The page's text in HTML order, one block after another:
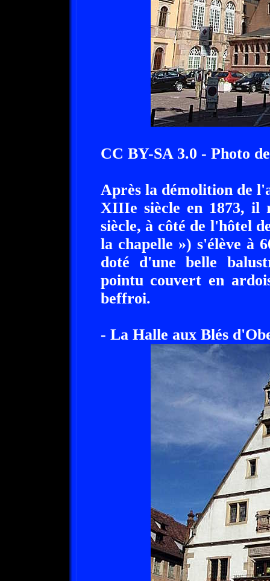
CC BY-SA 3.0 - Photo
Après la démolition de
XIIIe siècle en 1873, il
siècle, à côté de l'hôtel
la chapelle ») s'élève à
doté d'une belle
pointu couvert en
beffroi.
- La Halle aux Blés